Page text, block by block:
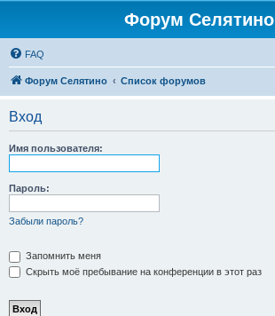
Форум Селятино
FAQ
Форум Селятино Список форумов
Вход
Имя пользователя:
Пароль:
Забыли пароль?
Запомнить меня
Скрыть моё пребывание на конференции в этот раз